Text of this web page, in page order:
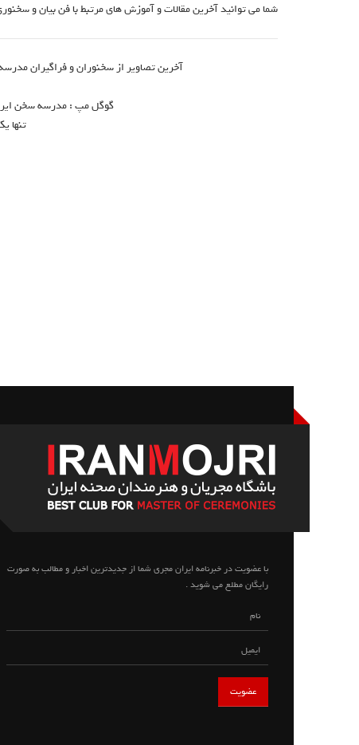
شما می توانید آخرین مقالات و آموزش های مرتبط با فن بیان و
آخرین تصاویر از سخنوران و فراگیران
گوگل مپ : مدرسه سخن ایران
تنها
با عضویت در خبرنامه ایران مجری شما از جدیدترین اخبار و مطالب به صورت
رایگان مطلع می شوید .